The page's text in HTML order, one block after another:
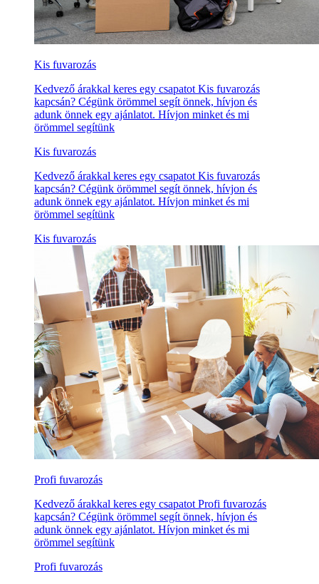
Kis fuvarozás
Kedvező árakkal keres egy csapatot Kis fuvarozás
kapcsán? Cégünk örömmel segít önnek, hívjon és
adunk önnek egy ajánlatot. Hívjon minket és mi
örömmel segítünk
Kis fuvarozás
Kedvező árakkal keres egy csapatot Kis fuvarozás
kapcsán? Cégünk örömmel segít önnek, hívjon és
adunk önnek egy ajánlatot. Hívjon minket és mi
örömmel segítünk
Kis fuvarozás
Profi fuvarozás
Kedvező árakkal keres egy csapatot Profi fuvarozás
kapcsán? Cégünk örömmel segít önnek, hívjon és
adunk önnek egy ajánlatot. Hívjon minket és mi
örömmel segítünk
Profi fuvarozás